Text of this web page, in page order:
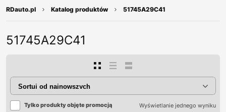
RDauto.pl Katalog produktów 51745A29C41
51745A29C41
Tylko produkty objęte promocją Wyświetlanie jednego wyniku